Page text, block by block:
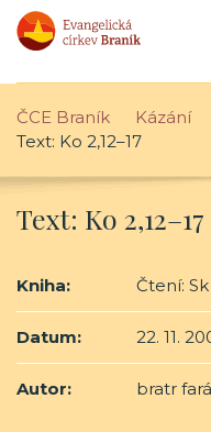
ČCE Braník Kázání
Text: Ko 2,12–17
Text: Ko 2,12–17
Kniha: Čtení: Sk
Datum: 22. 11.
Autor: bratr